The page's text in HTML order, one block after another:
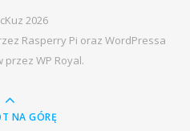
2026
Rasperry Pi oraz WordPressa
przez WP Royal.
NA GÓRĘ